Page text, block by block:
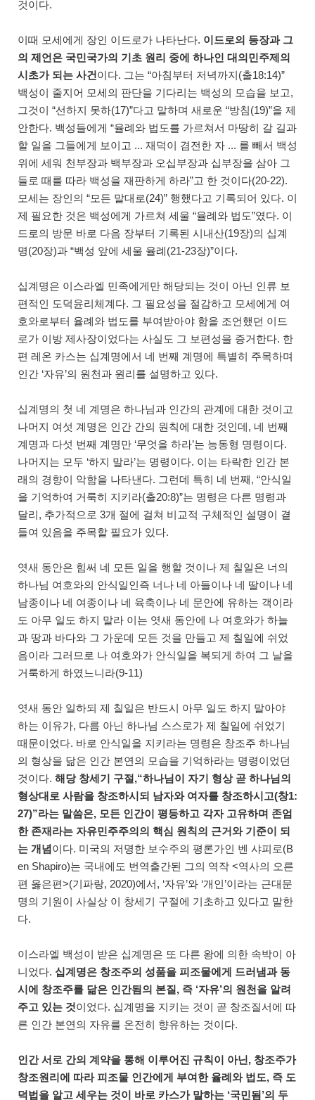
것이다.
이때 모세에게 장인 이드로가 나타난다. 이드로의 등장과 그
의 제언은 국민국가의 기초 원리 중에 하나인 대의민주제의
시초가 되는 사건이다. 그는 “아침부터 저녁까지(출18:14)”
백성이 줄지어 모세의 판단을 기다리는 백성의 모습을 보고,
그것이 “선하지 못하(17)”다고 말하며 새로운 “방침(19)”을 제
안한다. 백성들에게 “율례와 법도를 가르쳐서 마땅히 갈 길과
할 일을 그들에게 보이고 ... 재덕이 겸전한 자 ... 를 빼서 백성
위에 세워 천부장과 백부장과 오십부장과 십부장을 삼아 그
들로 때를 따라 백성을 재판하게 하라”고 한 것이다(20-22).
모세는 장인의 “모든 말대로(24)” 행했다고 기록되어 있다. 이
제 필요한 것은 백성에게 가르쳐 세울 “율례와 법도”였다. 이
드로의 방문 바로 다음 장부터 기록된 시내산(19장)의 십계
명(20장)과 “백성 앞에 세울 율례(21-23장)”이다.
십계명은 이스라엘 민족에게만 해당되는 것이 아닌 인류 보
편적인 도덕윤리체계다. 그 필요성을 절감하고 모세에게 여
호와로부터 율례와 법도를 부여받아야 함을 조언했던 이드
로가 이방 제사장이었다는 사실도 그 보편성을 증거한다. 한
편 레온 카스는 십계명에서 네 번째 계명에 특별히 주목하며
인간 ‘자유’의 원천과 원리를 설명하고 있다.
십계명의 첫 네 계명은 하나님과 인간의 관계에 대한 것이고
나머지 여섯 계명은 인간 간의 원칙에 대한 것인데, 네 번째
계명과 다섯 번째 계명만 ‘무엇을 하라’는 능동형 명령이다.
나머지는 모두 ‘하지 말라’는 명령이다. 이는 타락한 인간 본
래의 경향이 악함을 나타낸다. 그런데 특히 네 번째, “안식일
을 기억하여 거룩히 지키라(출20:8)”는 명령은 다른 명령과
달리, 추가적으로 3개 절에 걸쳐 비교적 구체적인 설명이 곁
들여 있음을 주목할 필요가 있다.
엿새 동안은 힘써 네 모든 일을 행할 것이나 제 칠일은 너의
하나님 여호와의 안식일인즉 너나 네 아들이나 네 딸이나 네
남종이나 네 여종이나 네 육축이나 네 문안에 유하는 객이라
도 아무 일도 하지 말라 이는 엿새 동안에 나 여호와가 하늘
과 땅과 바다와 그 가운데 모든 것을 만들고 제 칠일에 쉬었
음이라 그러므로 나 여호와가 안식일을 복되게 하여 그 날을
거룩하게 하였느니라(9-11)
엿새 동안 일하되 제 칠일은 반드시 아무 일도 하지 말아야
하는 이유가, 다름 아닌 하나님 스스로가 제 칠일에 쉬었기
때문이었다. 바로 안식일을 지키라는 명령은 창조주 하나님
의 형상을 닮은 인간 본연의 모습을 기억하라는 명령이었던
것이다. 해당 창세기 구절,“하나님이 자기 형상 곧 하나님의
형상대로 사람을 창조하시되 남자와 여자를 창조하시고(창1:
27)”라는 말씀은, 모든 인간이 평등하고 각자 고유하며 존엄
한 존재라는 자유민주주의의 핵심 원칙의 근거와 기준이 되
는 개념이다. 미국의 저명한 보수주의 평론가인 벤 샤피로(B
en Shapiro)는 국내에도 번역출간된 그의 역작 <역사의 오른
편 옳은편>(기파랑, 2020)에서, ‘자유’와 ‘개인’이라는 근대문
명의 기원이 사실상 이 창세기 구절에 기초하고 있다고 말한
다.
이스라엘 백성이 받은 십계명은 또 다른 왕에 의한 속박이 아
니었다. 십계명은 창조주의 성품을 피조물에게 드러냄과 동
시에 창조주를 닮은 인간됨의 본질, 즉 ‘자유’의 원천을 알려
주고 있는 것이었다. 십계명을 지키는 것이 곧 창조질서에 따
른 인간 본연의 자유를 온전히 향유하는 것이다.
인간 서로 간의 계약을 통해 이루어진 규칙이 아닌, 창조주가
창조원리에 따라 피조물 인간에게 부여한 율례와 법도, 즉 도
덕법을 알고 세우는 것이 바로 카스가 말하는 ‘국민됨’의 두